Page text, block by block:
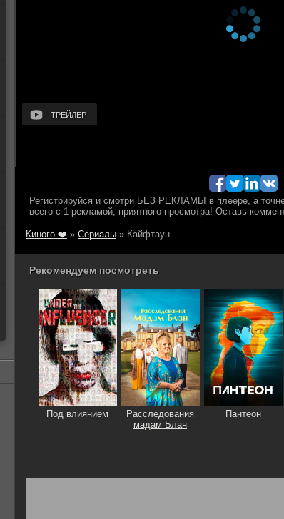
ТРЕЙЛЕР
Киного ❤️ » Сериалы » Кайфтаун
Рекомендуем посмотреть
Под влиянием
Расследования
мадам Блан
Пантеон